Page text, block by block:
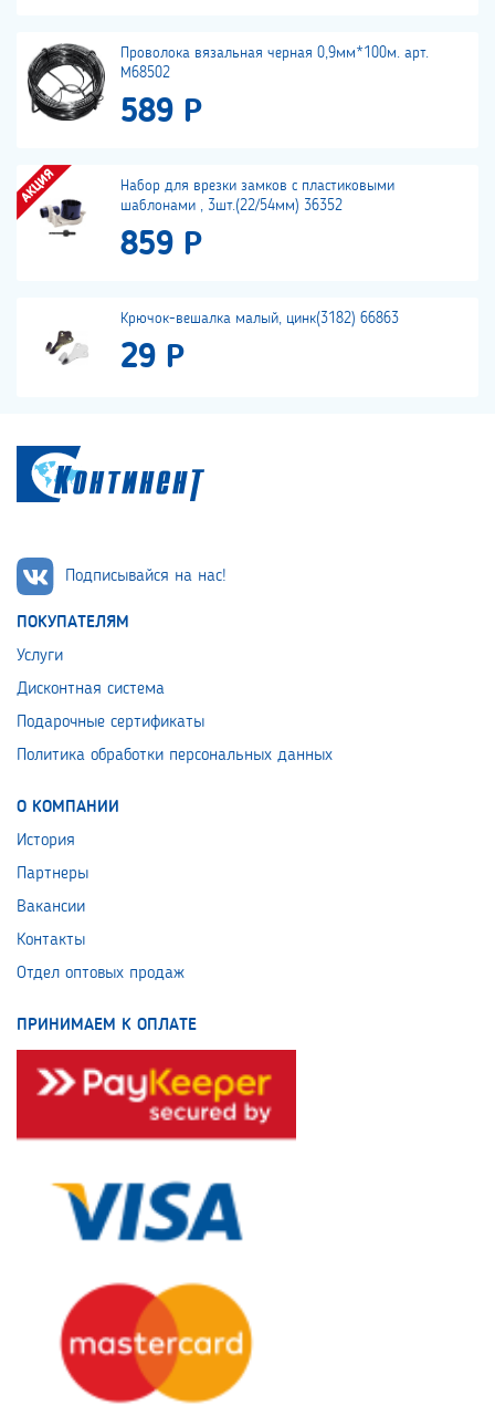
Проволока вязальная черная 0,9мм*100м. арт.
М68502
589 Р
Набор для врезки замков с пластиковыми
шаблонами , 3шт.(22/54мм) 36352
859 Р
Крючок-вешалка малый, цинк(3182) 66863
29 Р
Подписывайся на нас!
ПОКУПАТЕЛЯМ
Услуги
Дисконтная система
Подарочные сертификаты
Политика обработки персональных данных
О КОМПАНИИ
История
Партнеры
Вакансии
Контакты
Отдел оптовых продаж
ПРИНИМАЕМ К ОПЛАТЕ